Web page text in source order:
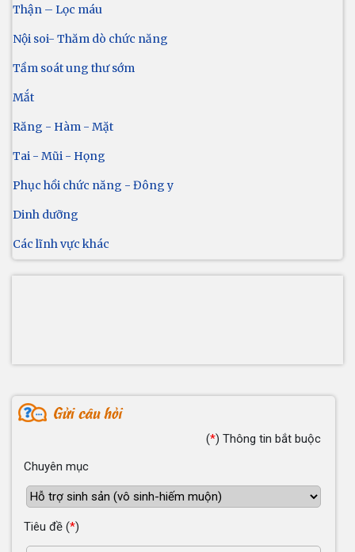
Thận – Lọc máu
Nội soi- Thăm dò chức năng
Tầm soát ung thư sớm
Mắt
Răng - Hàm - Mặt
Tai - Mũi - Họng
Phục hồi chức năng - Đông y
Dinh dưỡng
Các lĩnh vực khác
(*) Thông tin bắt buộc
Chuyên mục
Tiêu đề (*)